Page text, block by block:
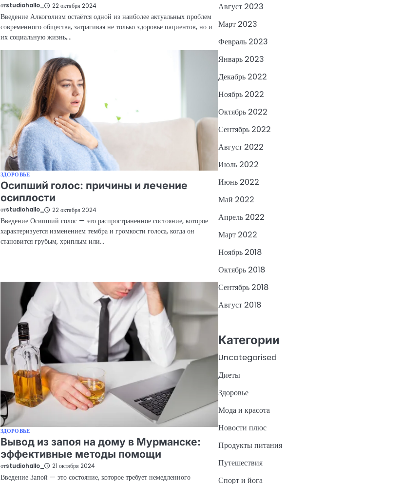
отstudiohallo_ 22 октября 2024
Введение Алкоголизм остаётся одной из наиболее актуальных проблем
современного общества, затрагивая не только здоровье пациентов, но и
их социальную жизнь,…
ЗДОРОВЬЕ
Осипший голос: причины и лечение
осиплости
отstudiohallo_ 22 октября 2024
Введение Осипший голос — это распространенное состояние, которое
характеризуется изменением тембра и громкости голоса, когда он
становится грубым, хриплым или…
ЗДОРОВЬЕ
Вывод из запоя на дому в Мурманске:
эффективные методы помощи
отstudiohallo_ 21 октября 2024
Введение Запой — это состояние, которое требует немедленного
Август 2023
Март 2023
Февраль 2023
Январь 2023
Декабрь 2022
Ноябрь 2022
Октябрь 2022
Сентябрь 2022
Август 2022
Июль 2022
Июнь 2022
Май 2022
Апрель 2022
Март 2022
Ноябрь 2018
Октябрь 2018
Сентябрь 2018
Август 2018
Категории
Uncategorised
Диеты
Здоровье
Мода и красота
Новости плюс
Продукты питания
Путешествия
Спорт и йога